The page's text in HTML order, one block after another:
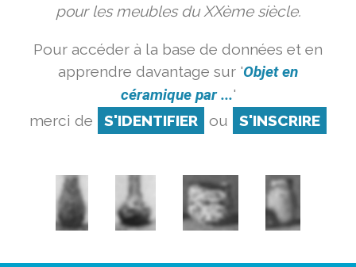
pour les meubles du XXème siècle.
Pour accéder à la base de données et en
apprendre davantage sur 'Objet en
céramique par ...'
merci de
S'IDENTIFIER ou S'INSCRIRE